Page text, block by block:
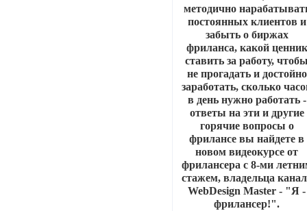
методично
постоянных клиентов и
забыть о биржах
фриланса, какой ценник
ставить за работу,
не прогадать и достойно
заработать, сколько
в день нужно работать -
ответы на эти и другие
горячие вопросы о
фрилансе вы найдете в
новом видеокурсе от
фрилансера с 8-ми
стажем, владельца
WebDesign Master - "Я -
фрилансер!".